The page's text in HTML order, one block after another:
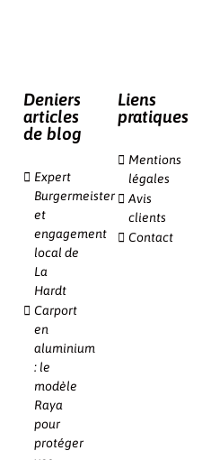
Deniers
articles
de blog
Expert
Burgermeister
et
engagement
local de
La
Hardt
Carport
en
aluminium
: le
modèle
Raya
pour
protéger
Liens
pratiques
Mentions
légales
Avis
clients
Contact